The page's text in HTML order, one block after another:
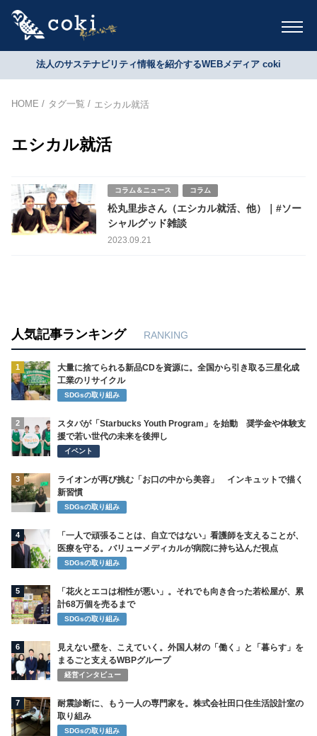
法人のサステナビリティ情報を紹介するWEBメディア coki
HOME タグ一覧 エシカル就活
エシカル就活
コラム＆ニュース コラム
松丸里歩さん（エシカル就活、他）｜#ソー
シャルグッド雑談
2023.09.21
人気記事ランキング RANKING
1
大量に捨てられる新品CDを資源に。全国から引き取る三星化成
工業のリサイクル
SDGsの取り組み
2
スタバが「Starbucks Youth Program」を始動 奨学金や体験支
援で若い世代の未来を後押し
イベント
3
ライオンが再び挑む「お口の中から美容」 インキュットで描く
新習慣
SDGsの取り組み
4
「一人で頑張ることは、自立ではない」看護師を支えることが、
医療を守る。バリューメディカルが病院に持ち込んだ視点
SDGsの取り組み
5
「花火とエコは相性が悪い」。それでも向き合った若松屋が、累
計68万個を売るまで
SDGsの取り組み
6
見えない壁を、こえていく。外国人材の「働く」と「暮らす」を
まるごと支えるWBPグループ
経営インタビュー
7
耐震診断に、もう一人の専門家を。株式会社田口住生活設計室の
取り組み
SDGsの取り組み